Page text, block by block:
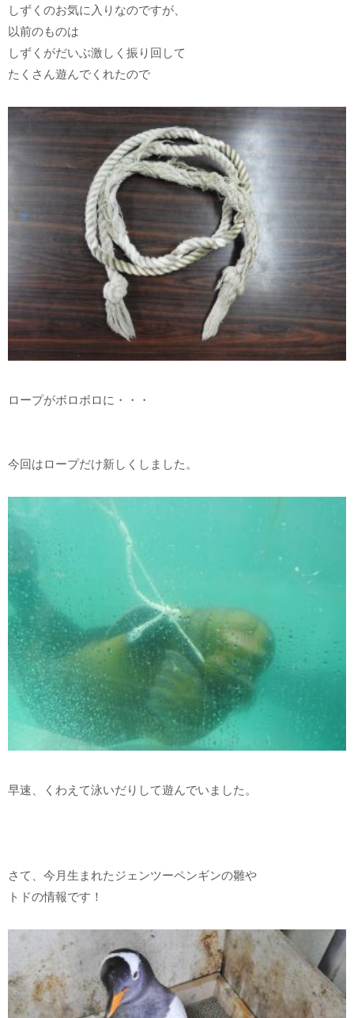
しずくのお気に入りなのですが、
以前のものは
しずくがだいぶ激しく振り回して
たくさん遊んでくれたので
ロープがボロボロに・・・
今回はロープだけ新しくしました。
早速、くわえて泳いだりして遊んでいました。
さて、今月生まれたジェンツーペンギンの雛や
トドの情報です！